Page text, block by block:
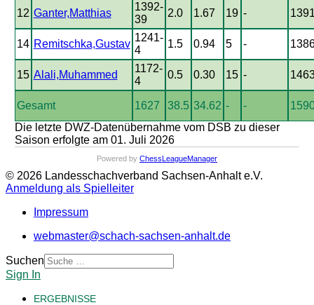
12 Ganter,Matthias
1392-
39
2.0 1.67 19 -
14 Remitschka,Gustav
1241-
4
1.5 0.94 5 -
15 Alali,Muhammed
1172-
4
0.5 0.30 15 -
Gesamt 1627 38.5 34.62 - -
Die letzte DWZ-Datenübernahme vom DSB zu dieser
Saison erfolgte am 01. Juli 2026
Powered by ChessLeagueManager
© 2026 Landesschachverband Sachsen-Anhalt e.V.
Anmeldung als Spielleiter
Impressum
webmaster@schach-sachsen-anhalt.de
Suchen
Sign In
ERGEBNISSE